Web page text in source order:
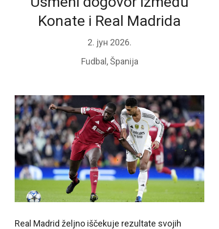
Konate i Real Madrida
2. јун 2026.
Fudbal ,Španija
Real Madrid željno iščekuje rezultate svojih